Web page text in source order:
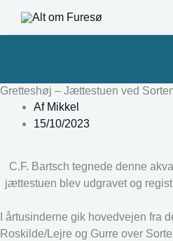
Gretteshøj – Jættestuen ved
AfMikkel
15/10/2023
C.F. Bartsch tegnede denne
jættestuen blev udgravet og
I årtusinderne gik hovedvejen fra
Roskilde/Lejre og Gurre over